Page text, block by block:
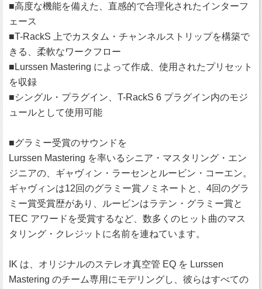
■高度な機能を備えた、直感的で合理化されたインターフ
ェース
■T-RackS 上でカスタム・チャンネルストリップを構築で
きる、柔軟なワークフロー
■Lurssen Mastering によって作成、使用されたプリセット
を収録
■シングル・プラグイン、T-RackS 6 プラグイン内のモジ
ュールとして使用可能
■グラミー受賞のサウンドを
Lurssen Mastering を率いるシニア・マスタリング・エン
ジニアの、ギャヴィン・ラーセンとルービン・コーエン。
ギャヴィンは12回のグラミー賞ノミネートと、4回のグラ
ミー賞受賞歴があり、ルービンはラテン・グラミー賞と
TEC アワードを受賞するなど、数多くのヒット曲のマス
タリング・クレジットに名前を連ねています。
IK は、オリジナルのステレオ真空管 EQ を Lurssen
Mastering のチーム専用にモデリングし、彼らはすべての